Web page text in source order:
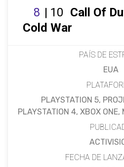
8 | 10 Call Of
Cold War
PAÍS DE
EUA
PLAYSTATION 5,
PLAYSTATION 4, XBOX ONE,
FECHA DE